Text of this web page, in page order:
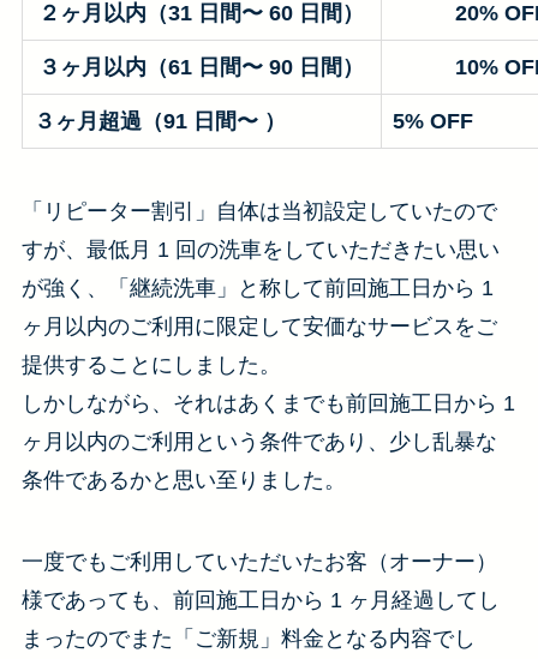
２ヶ月 以内（31 日間〜 60 日間） 20%
３ ヶ月 以内（61 日間〜 90 日間） 10%
３ ヶ月超過（91 日間〜 ） 5% OFF
「リピーター割引」自体は当初設定していたので
すが、最低月 1 回の洗車をしていただきたい思い
が強く、「継続洗車」と称して前回施工日から 1
ヶ月以内のご利用に限定して安価なサービスをご
提供することにしました。
しかしながら、それはあくまでも前回施工日から 1
ヶ月以内のご利用という条件であり、少し乱暴な
条件であるかと思い至りました。
一度でもご利用していただいたお客（オーナー）
様であっても、前回施工日から 1 ヶ月経過してし
まったのでまた「ご新規」料金となる内容でし